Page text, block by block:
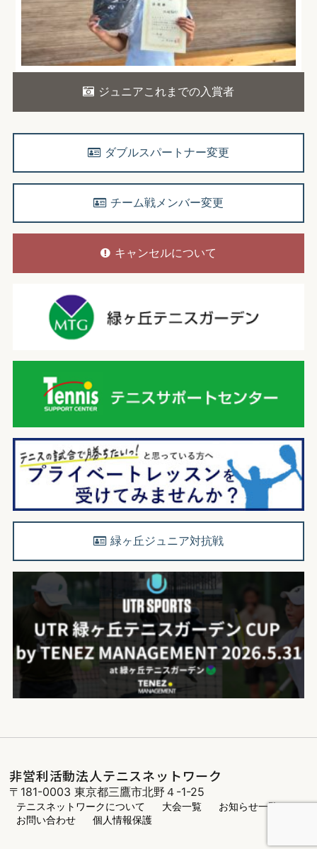
ジュニアこれまでの入賞者
ダブルスパートナー変更
チーム戦メンバー変更
キャンセルについて
緑ヶ丘ジュニア対抗戦
非営利活動法人テニスネットワーク
〒181-0003 東京都三鷹市北野４-1-25
テニスネットワークについて 大会一覧
お知らせ一覧
お問い合わせ
個人情報保護